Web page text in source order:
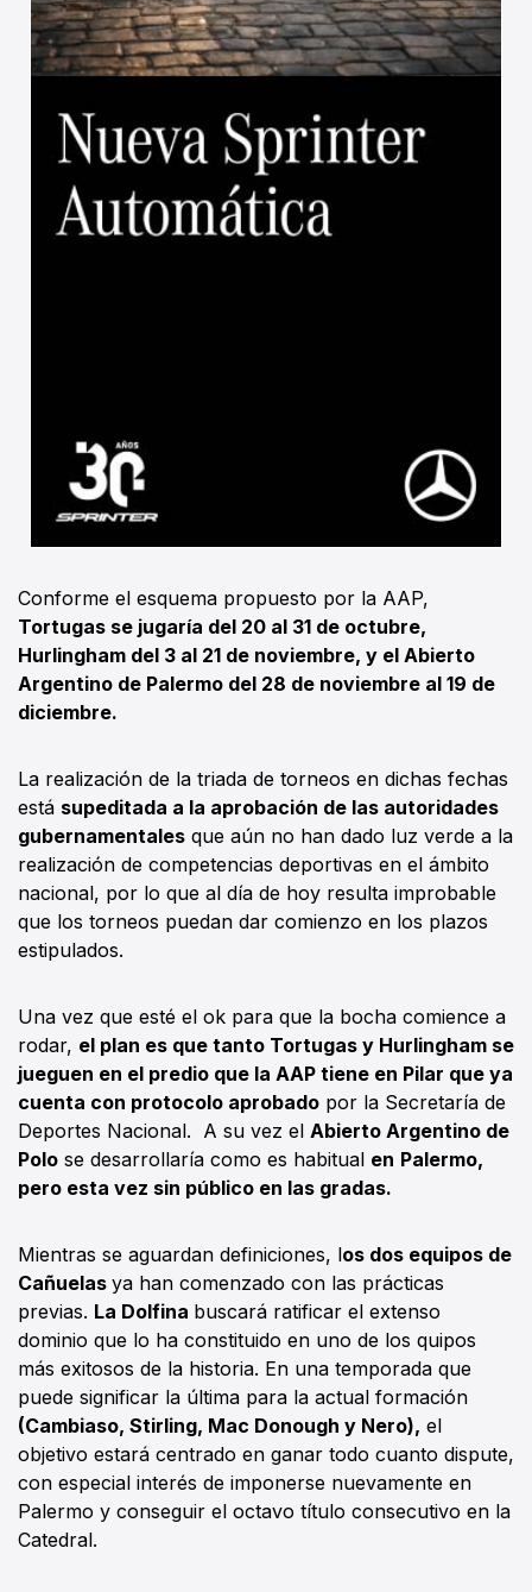
Conforme el esquema propuesto por la AAP,
Tortugas se jugaría del 20 al 31 de octubre,
Hurlingham del 3 al 21 de noviembre, y el Abierto
Argentino de Palermo del 28 de noviembre al 19 de
diciembre.
La realización de la triada de torneos en dichas fechas
está supeditada a la aprobación de las autoridades
gubernamentales que aún no han dado luz verde a la
realización de competencias deportivas en el ámbito
nacional, por lo que al día de hoy resulta improbable
que los torneos puedan dar comienzo en los plazos
estipulados.
Una vez que esté el ok para que la bocha comience a
rodar, el plan es que tanto Tortugas y Hurlingham se
jueguen en el predio que la AAP tiene en Pilar que ya
cuenta con protocolo aprobado por la Secretaría de
Deportes Nacional. A su vez el Abierto Argentino de
Polo se desarrollaría como es habitual en Palermo,
pero esta vez sin público en las gradas.
Mientras se aguardan definiciones, los dos equipos de
Cañuelas ya han comenzado con las prácticas
previas. La Dolfina buscará ratificar el extenso
dominio que lo ha constituido en uno de los quipos
más exitosos de la historia. En una temporada que
puede significar la última para la actual formación
(Cambiaso, Stirling, Mac Donough y Nero), el
objetivo estará centrado en ganar todo cuanto dispute,
con especial interés de imponerse nuevamente en
Palermo y conseguir el octavo título consecutivo en la
Catedral.